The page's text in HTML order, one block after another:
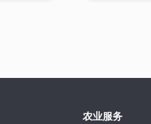
农业服务